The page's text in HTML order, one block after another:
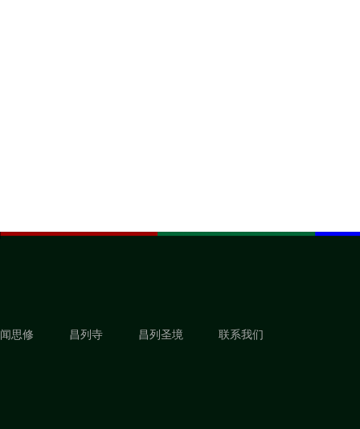
闻思修 昌列寺 昌列圣境 联系我们